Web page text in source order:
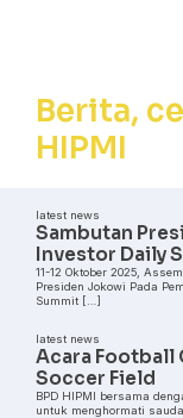
Berita,
HIPMI
latest news
Sambutan
Investor Daily
11-12 Oktober 2025,
Presiden Jokowi Pada
Summit […]
latest news
Acara Football
Soccer Field
BPD HIPMI bersama
untuk menghormati